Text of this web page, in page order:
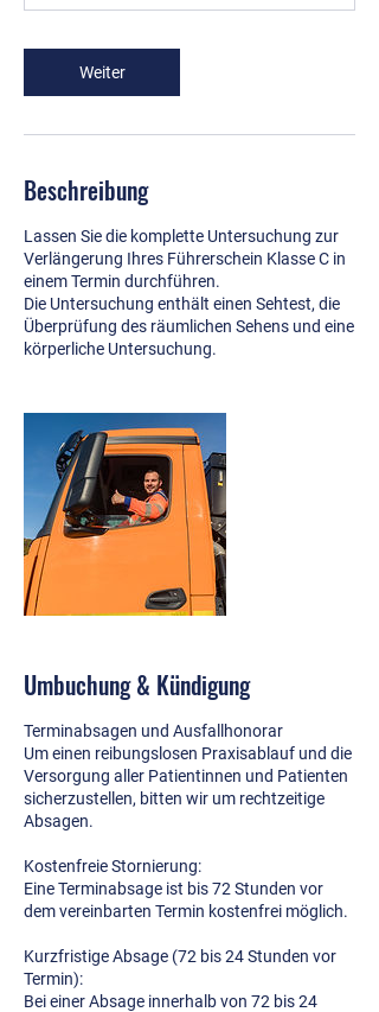
Weiter
Beschreibung
Lassen Sie die komplette Untersuchung zur
Verlängerung Ihres Führerschein Klasse C in
einem Termin durchführen.
Die Untersuchung enthält einen Sehtest, die
Überprüfung des räumlichen Sehens und eine
körperliche Untersuchung.
Umbuchung & Kündigung
Terminabsagen und Ausfallhonorar
Um einen reibungslosen Praxisablauf und die
Versorgung aller Patientinnen und Patienten
sicherzustellen, bitten wir um rechtzeitige
Absagen.
Kostenfreie Stornierung:
Eine Terminabsage ist bis 72 Stunden vor
dem vereinbarten Termin kostenfrei möglich.
Kurzfristige Absage (72 bis 24 Stunden vor
Termin):
Bei einer Absage innerhalb von 72 bis 24